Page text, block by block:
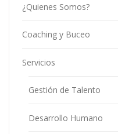
¿Quienes Somos?
Coaching y Buceo
Servicios
Gestión de Talento
Desarrollo Humano